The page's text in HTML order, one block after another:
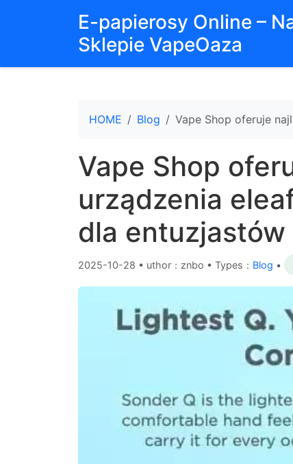
E-papierosy Online –
Sklepie VapeOaza
HOME Blog Vape Shop oferuje
Vape Shop
urządzenia
dla
2025-10-28 • uthor：znbo • Types： Blog •